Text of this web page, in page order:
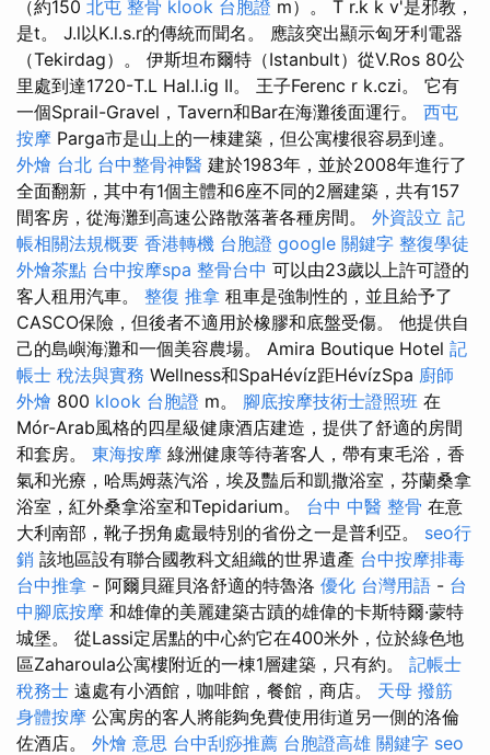
（約150 北屯 整骨 klook 台胞證 m）。 T r.k k v'是邪教，
是t。 J.l以K.l.s.r的傳統而聞名。 應該突出顯示匈牙利電器
（Tekirdag）。 伊斯坦布爾特（Istanbult）從V.Ros 80公
里處到達1720-T.L Hal.l.ig II。 王子Ferenc r k.czi。 它有
一個Sprail-Gravel，Tavern和Bar在海灘後面運行。 西屯
按摩 Parga市是山上的一棟建築，但公寓樓很容易到達。
外燴 台北 台中整骨神醫 建於1983年，並於2008年進行了
全面翻新，其中有1個主體和6座不同的2層建築，共有157
間客房，從海灘到高速公路散落著各種房間。 外資設立 記
帳相關法規概要 香港轉機 台胞證 google 關鍵字 整復學徒
外燴茶點 台中按摩spa 整骨台中 可以由23歲以上許可證的
客人租用汽車。 整復 推拿 租車是強制性的，並且給予了
CASCO保險，但後者不適用於橡膠和底盤受傷。 他提供自
己的島嶼海灘和一個美容農場。 Amira Boutique Hotel 記
帳士 稅法與實務 Wellness和SpaHévíz距HévízSpa 廚師
外燴 800 klook 台胞證 m。 腳底按摩技術士證照班 在
Mór-Arab風格的四星級健康酒店建造，提供了舒適的房間
和套房。 東海按摩 綠洲健康等待著客人，帶有東毛浴，香
氣和光療，哈馬姆蒸汽浴，埃及豔后和凱撒浴室，芬蘭桑拿
浴室，紅外桑拿浴室和Tepidarium。 台中 中醫 整骨 在意
大利南部，靴子拐角處最特別的省份之一是普利亞。 seo行
銷 該地區設有聯合國教科文組織的世界遺產 台中按摩排毒
台中推拿 - 阿爾貝羅貝洛舒適的特魯洛 優化 台灣用語 - 台
中腳底按摩 和雄偉的美麗建築古蹟的雄偉的卡斯特爾·蒙特
城堡。 從Lassi定居點的中心約它在400米外，位於綠色地
區Zaharoula公寓樓附近的一棟1層建築，只有約。 記帳士
稅務士 遠處有小酒館，咖啡館，餐館，商店。 天母 撥筋
身體按摩 公寓房的客人將能夠免費使用街道另一側的洛倫
佐酒店。 外燴 意思 台中刮痧推薦 台胞證高雄 關鍵字 seo